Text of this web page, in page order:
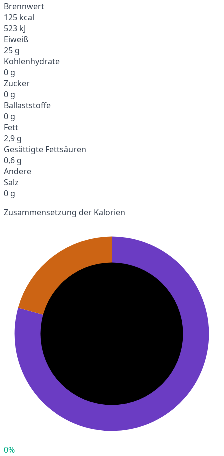
Brennwert
125 kcal
523 kJ
Eiweiß
25 g
Kohlenhydrate
0 g
Zucker
0 g
Ballaststoffe
0 g
Fett
2,9 g
Gesättigte Fettsäuren
0,6 g
Andere
Salz
0 g
Zusammensetzung der Kalorien
0%